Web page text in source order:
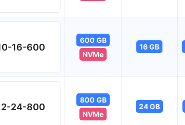
16-600
600 GB
NVMe
16 GB
24-800
800 GB
NVMe
24 GB